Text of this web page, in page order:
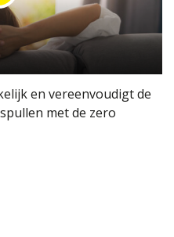
en vereenvoudigt de
met de zero